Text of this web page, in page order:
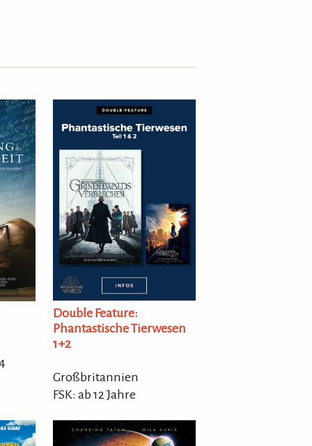
Double Feature:
Phantastische Tierwesen
1+2
Großbritannien
FSK: ab 12 Jahre